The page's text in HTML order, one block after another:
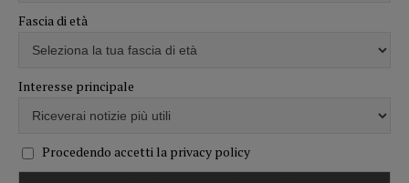
Fascia di età
Interesse principale
Procedendo accetti la privacy policy